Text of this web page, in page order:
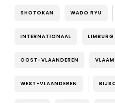
SHOTOKAN WADO RYU
INTERNATIONAAL LIMBURG
OOST-VLAANDEREN
WEST-VLAANDEREN